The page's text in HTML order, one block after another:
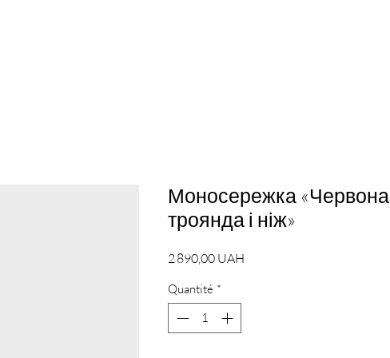
Моносережка «Червона
троянда і ніж»
2 890,00 UAH
Quantité *